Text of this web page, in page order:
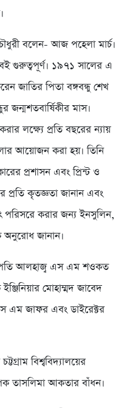
বলেন- আজ পহেলা মার্চ।
গুরুত্বপূর্ণ। ১৯৭১ সালের এ
জাতির পিতা বঙ্গবন্ধু শেখ
জন্মশতবার্ষিকীর মাস।
লক্ষ্যে প্রতি বছরের ন্যায়
আয়োজন করা হয়। তিনি
প্রশাসন এবং প্রিন্ট ও
প্রতি কৃতজ্ঞতা জানান এবং
করার জন্য ইনসুলিন,
অনুরোধ জানান।
আলহাজ্ব এস এম শওকত
মোহাম্মদ জাবেদ
এম জাফর এবং ডাইরেক্টর
বিশ্ববিদ্যালয়ের
তাসলিমা আকতার বাঁধন।